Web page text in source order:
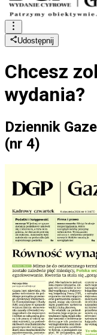
Udostępnij
Chcesz
wydania?
Dziennik
(nr 4)